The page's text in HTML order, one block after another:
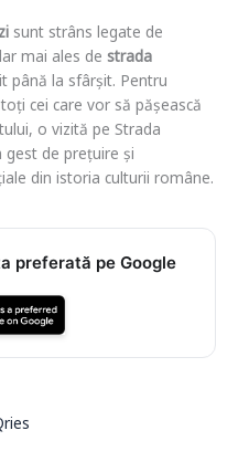
sunt strâns legate de
mai ales de strada
până la sfârșit. Pentru
cei care vor să pășească
o vizită pe Strada
de prețuire și
din istoria culturii române.
preferată pe Google